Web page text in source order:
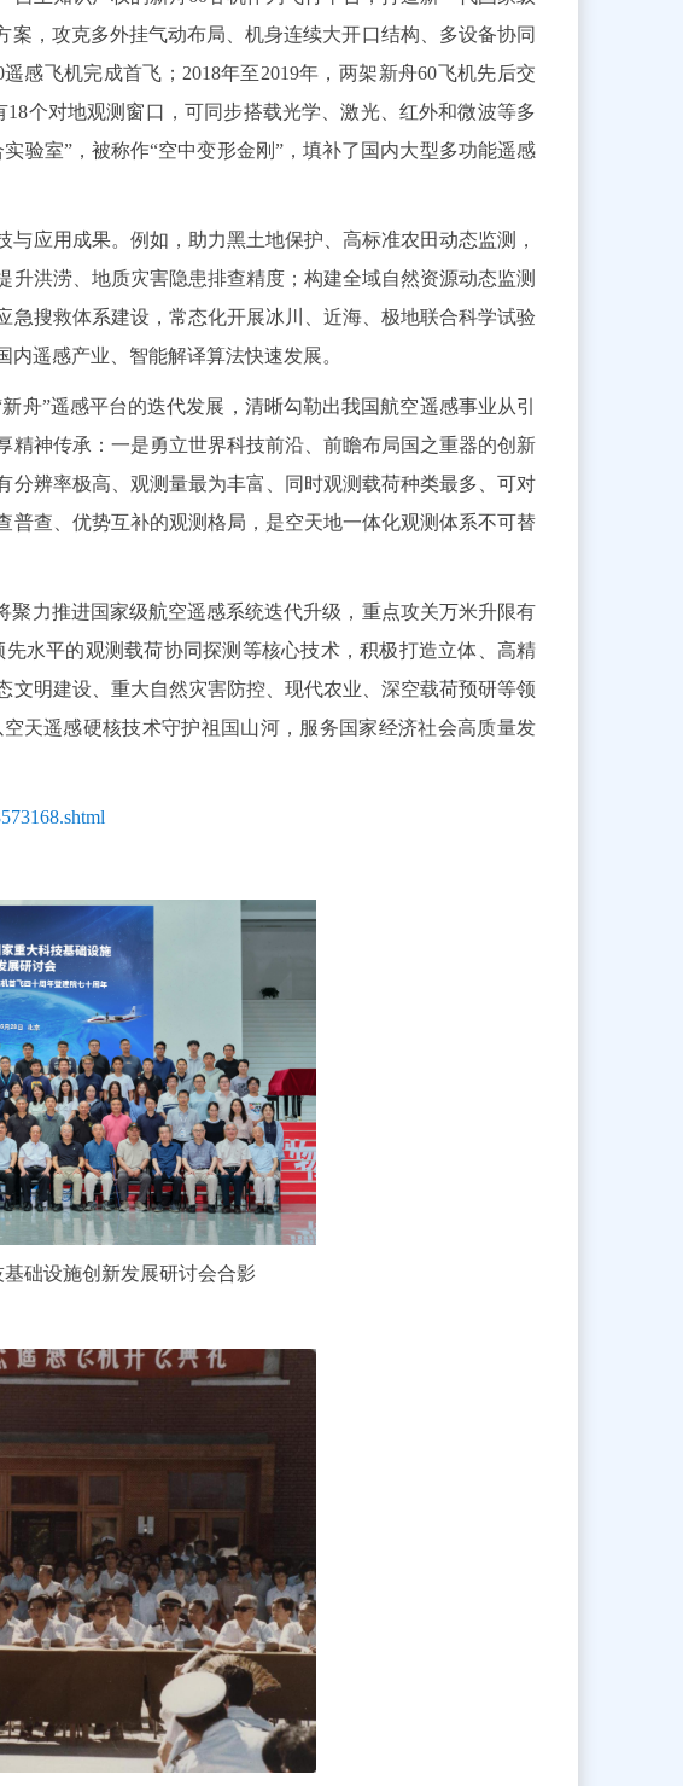
，攻克多外挂气动布局、机身连续大开口结构、多设备协同
感飞机完成首飞；2018年至2019年，两架新舟60飞机先后交
个对地观测窗口，可同步搭载光学、激光、红外和微波等多
验室”，被称作“空中变形金刚”，填补了国内大型多功能遥感
应用成果。例如，助力黑土地保护、高标准农田动态监测，
洪涝、地质灾害隐患排查精度；构建全域自然资源动态监测
搜救体系建设，常态化开展冰川、近海、极地联合科学试验
遥感产业、智能解译算法快速发展。
舟”遥感平台的迭代发展，清晰勾勒出我国航空遥感事业从引
神传承：一是勇立世界科技前沿、前瞻布局国之重器的创新
辨率极高、观测量最为丰富、同时观测载荷种类最多、可对
查、优势互补的观测格局，是空天地一体化观测体系不可替
聚力推进国家级航空遥感系统迭代升级，重点攻关万米升限有
水平的观测载荷协同探测等核心技术，积极打造立体、高精
明建设、重大自然灾害防控、现代农业、深空载荷预研等领
天遥感硬核技术守护祖国山河，服务国家经济社会高质量发
础设施创新发展研讨会合影